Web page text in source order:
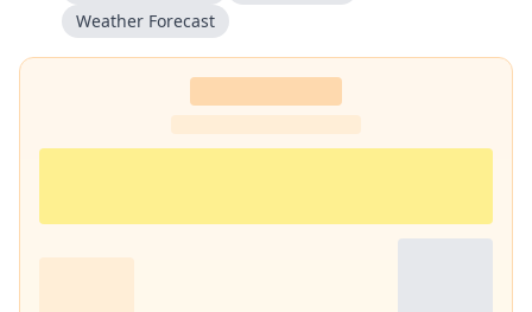
Weather Forecast